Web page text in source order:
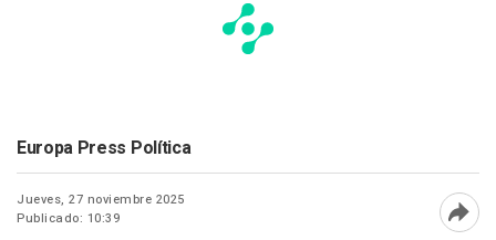
Europa Press Política
Jueves, 27 noviembre 2025
Publicado: 10:39